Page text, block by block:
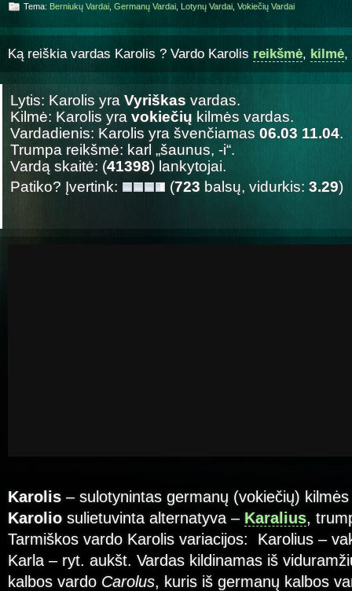
Tema: Berniukų Vardai Germanų Vardai Lotynų Vardai Vokiečių Vardai
Ką reiškia vardas Karolis ? Vardo Karolis reikšmė, kilmė,
Lytis: Karolis yra Vyriškas vardas.
Kilmė: Karolis yra vokiečių kilmės vardas.
Vardadienis: Karolis yra švenčiamas 06.03 11.04.
Trumpa reikšmė: karl „šaunus, -i“.
Vardą skaitė: (41398) lankytojai.
Patiko? Įvertink:
(723 balsų, vidurkis: 3.29)
Karolis – sulotynintas germanų (vokiečių)
Karolio sulietuvinta alternatyva – Karalius,
Tarmiškos vardo Karolis variacijos: Karolius –
Karla – ryt. aukšt. Vardas kildinamas iš
kalbos vardo Carolus, kuris iš germanų kalbos